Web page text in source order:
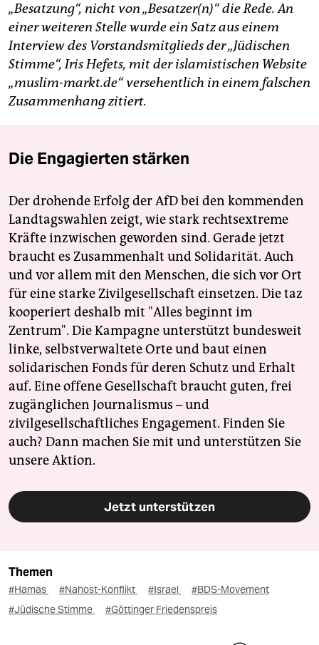
„Besatzung“, nicht von „Besatzer(n)“ die Rede. An
einer weiteren Stelle wurde ein Satz aus einem
Interview des Vorstandsmitglieds der „Jüdischen
Stimme“, Iris Hefets, mit der islamistischen Website
„muslim-markt.de“ versehentlich in einem falschen
Zusammenhang zitiert.
Die Engagierten stärken
Der drohende Erfolg der AfD bei den kommenden
Landtagswahlen zeigt, wie stark rechtsextreme
Kräfte inzwischen geworden sind. Gerade jetzt
braucht es Zusammenhalt und Solidarität. Auch
und vor allem mit den Menschen, die sich vor Ort
für eine starke Zivilgesellschaft einsetzen. Die taz
kooperiert deshalb mit "Alles beginnt im
Zentrum". Die Kampagne unterstützt bundesweit
linke, selbstverwaltete Orte und baut einen
solidarischen Fonds für deren Schutz und Erhalt
auf. Eine offene Gesellschaft braucht guten, frei
zugänglichen Journalismus – und
zivilgesellschaftliches Engagement. Finden Sie
auch? Dann machen Sie mit und unterstützen Sie
unsere Aktion.
Jetzt unterstützen
Themen
#Hamas #Nahost-Konflikt #Israel
#BDS-Movement
#Jüdische Stimme
#Göttinger Friedenspreis